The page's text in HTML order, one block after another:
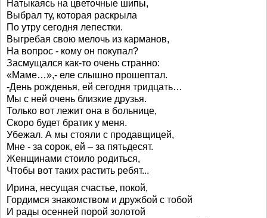
Натыкаясь на цветочные шипы,
Выбрал ту, которая раскрыла
По утру сегодня лепестки.
Выгребая свою мелочь из карманов,
На вопрос - кому он покупал?
Засмущался как-то очень странно:
«Маме…»,- еле слышно прошептал.
-День рожденья, ей сегодня тридцать…
Мы с ней очень близкие друзья.
Только вот лежит она в больнице,
Скоро будет братик у меня.
Убежал. А мы стояли с продавщицей,
Мне - за сорок, ей – за пятьдесят.
Женщинами стоило родиться,
Чтобы вот таких растить ребят...
Ирина, несущая счастье, покой,
Гордимся знакомством и дружбой с тобой
И рады осенней порой золотой